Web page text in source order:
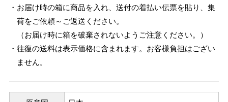
・お届け時の箱に商品を入れ、送付の着払い伝票を貼り、集
荷をご依頼～ご返送ください。
（お届け時に箱を破棄されないようご注意ください。）
・往復の送料は表示価格に含まれます。お客様負担はござい
ません。